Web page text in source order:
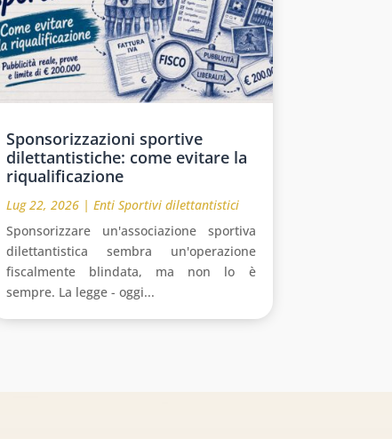
Sponsorizzazioni sportive
dilettantistiche: come evitare la
riqualificazione
Lug 22, 2026| Enti Sportivi dilettantistici
Sponsorizzare un'associazione sportiva
dilettantistica sembra un'operazione
fiscalmente blindata, ma non lo è
sempre. La legge - oggi...